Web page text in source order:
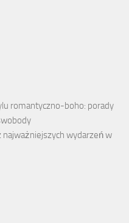
romantyczno-boho: porady
najważniejszych wydarzeń w